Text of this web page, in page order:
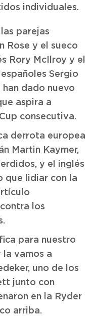
individuales.
parejas
Rose y el sueco
Rory McIlroy y el
Sergio
dado nuevo
aspira a
consecutiva.
derrota europea
Martin Kaymer,
y el inglés
que lidiar con la
los
para nuestro
la vamos a
uno de los
junto con
en la Ryder
arriba.